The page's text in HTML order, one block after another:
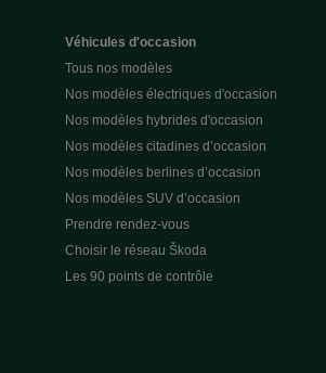
Véhicules d'occasion
Tous nos modèles
Nos modèles électriques d'occasion
Nos modèles hybrides d'occasion
Nos modèles citadines d’occasion
Nos modèles berlines d’occasion
Nos modèles SUV d’occasion
Prendre rendez-vous
Choisir le réseau Škoda
Les 90 points de contrôle